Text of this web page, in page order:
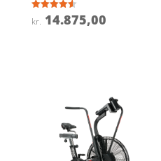
Vurderet
4.6
kr. 14.875,00